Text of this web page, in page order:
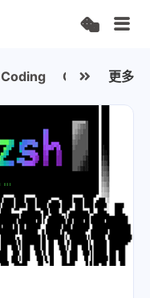
Coding Geek 更多